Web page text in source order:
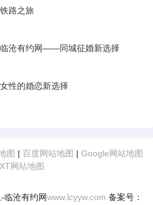
路之旅
临沧有约网——同城征婚新选择
性的婚恋新选择
图 | 百度网站地图 | Google网站地图
网站地图
临沧有约网www.lcyyw.com 备案号：